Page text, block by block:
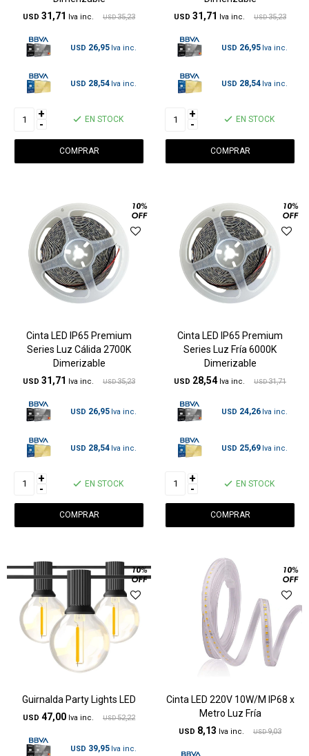
USD 31,71 USD 35,23
USD 26,95
USD 28,54
+
- EN STOCK
USD 31,71 USD 35,23
USD 26,95
USD 28,54
+
- EN STOCK
Cinta LED IP65 Premium
Series Luz Cálida 2700K
Dimerizable
USD 31,71 USD 35,23
USD 26,95
USD 28,54
+
- EN STOCK
Cinta LED IP65 Premium
Series Luz Fría 6000K
Dimerizable
USD 28,54 USD 31,71
USD 24,26
USD 25,69
+
- EN STOCK
Guirnalda Party Lights LED
USD 47,00 USD 52,22
USD 39,95
Cinta LED 220V 10W/M IP68 x
Metro Luz Fría
USD 8,13 USD 9,03